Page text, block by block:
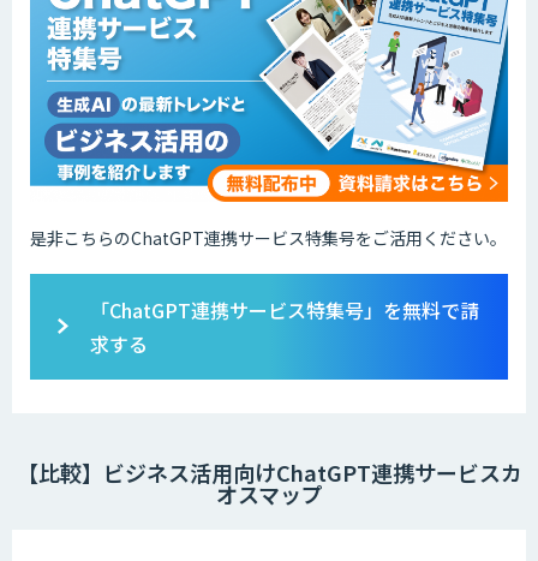
是非こちらのChatGPT連携サービス特集号をご活用ください。
「ChatGPT連携サービス特集号」を無料で請
求する
【比較】ビジネス活用向けChatGPT連携サービスカ
オスマップ